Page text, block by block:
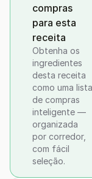
compras
para esta
receita
Obtenha os
ingredientes
desta receita
como uma lista
de compras
inteligente —
organizada
por corredor,
com fácil
seleção.